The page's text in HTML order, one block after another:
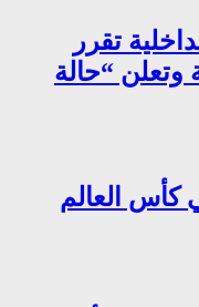
الداخلية تقرر
وتعلن “حالة
كأس العالم